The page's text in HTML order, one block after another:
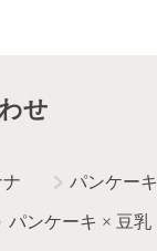
せ
パンケーキ
パンケーキ × 豆乳